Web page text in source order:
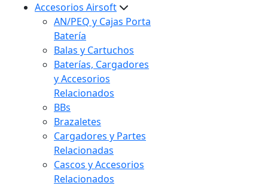
Accesorios Airsoft
AN/PEQ y Cajas Porta
Batería
Balas y Cartuchos
Baterías, Cargadores
y Accesorios
Relacionados
BBs
Brazaletes
Cargadores y Partes
Relacionadas
Cascos y Accesorios
Relacionados